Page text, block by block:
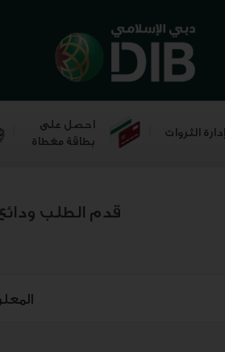
إدارة الثروات
احصل على
بطاقة مغطاة
قدم الطلب ودائع